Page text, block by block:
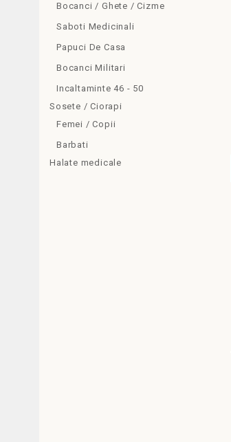
Bocanci / Ghete / Cizme
Saboti Medicinali
Papuci De Casa
Bocanci Militari
Incaltaminte 46 - 50
Sosete / Ciorapi
Femei / Copii
Barbati
Halate medicale